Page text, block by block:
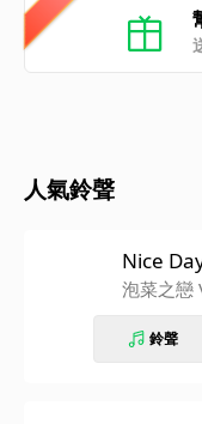
人氣鈴聲
Nice
鈴聲